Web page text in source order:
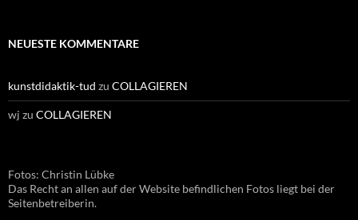
NEUESTE KOMMENTARE
kunstdidaktik-tud zu COLLAGIEREN
wj zu COLLAGIEREN
Fotos: Christin Lübke
Das Recht an allen auf der Website befindlichen Fotos liegt bei der
Seitenbetreiberin.